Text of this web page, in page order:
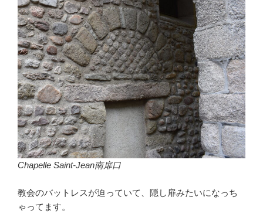
Chapelle Saint-Jean南扉口
教会のバットレスが迫っていて、隠し扉みたいになっち
ゃってます。